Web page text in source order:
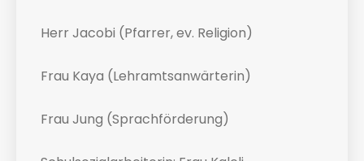
Herr Jacobi (Pfarrer, ev. Religion)
Frau Kaya (Lehramtsanwärterin)
Frau Jung (Sprachförderung)